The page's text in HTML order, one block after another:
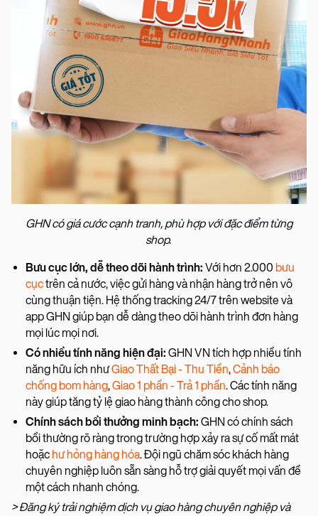
GHN có giá cước cạnh tranh, phù hợp với đặc điểm từng
shop.
Bưu cục lớn, dễ theo dõi hành trình: Với hơn 2.000 bưu
cụctrên cả nước, việc gửi hàng và nhận hàng trở nên vô
cùng thuận tiện. Hệ thống tracking 24/7 trên website và
app GHN giúp bạn dễ dàng theo dõi hành trình đơn hàng
mọi lúc mọi nơi.
Có nhiều tính năng hiện đại: GHN VN tích hợp nhiều tính
năng hữu ích nhưGiao Thất Bại - Thu Tiền,Cảnh báo
chống bom hàng,Giao 1 phần - Trả 1 phần. Các tính năng
này giúp tăng tỷ lệ giao hàng thành công cho shop.
Chính sách bồi thưởng minh bạch: GHN có chính sách
bồi thường rõ ràng trong trường hợp xảy ra sự cố mất mát
hoặc hư hỏng hàng hóa. Đội ngũ chăm sóc khách hàng
chuyên nghiệp luôn sẵn sàng hỗ trợ giải quyết mọi vấn đề
một cách nhanh chóng.
> Đăng ký trải nghiệm dịch vụ giao hàng chuyên nghiệp và